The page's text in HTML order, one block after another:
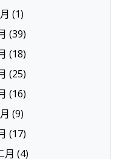
(1)
(39)
(18)
(25)
(16)
(9)
(17)
月 (4)